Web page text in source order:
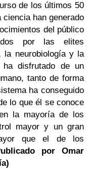
de los últimos 50
han generado
del público
por las elites
la neurobiología y la
ha disfrutado de un
tanto de forma
ha conseguido
lo que él se conoce
la mayoría de los
mayor y un gran
que el de los
por Omar
)